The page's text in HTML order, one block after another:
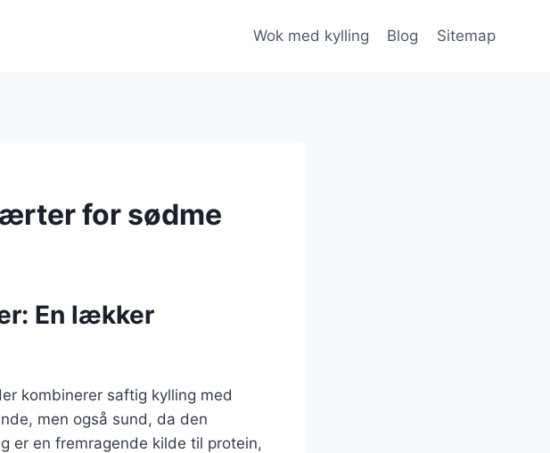
Wok med kylling Blog Sitemap
for sødme
En lækker
kombinerer saftig kylling med
men også sund, da den
er en fremragende kilde til protein,